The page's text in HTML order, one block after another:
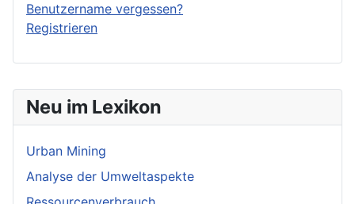
Neu im Lexikon
Urban Mining
Analyse der Umweltaspekte
Benutzername vergessen?
Registrieren